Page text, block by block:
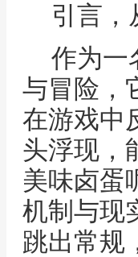
引言，
作为一
与冒险，
在游戏中
头浮现，
美味卤蛋
机制与现
跳出常规